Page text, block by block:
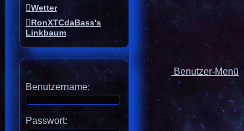
Wetter
RonXTCdaBass's
Linkbaum
Benutzer-Menü
Benutzername:
Passwort: